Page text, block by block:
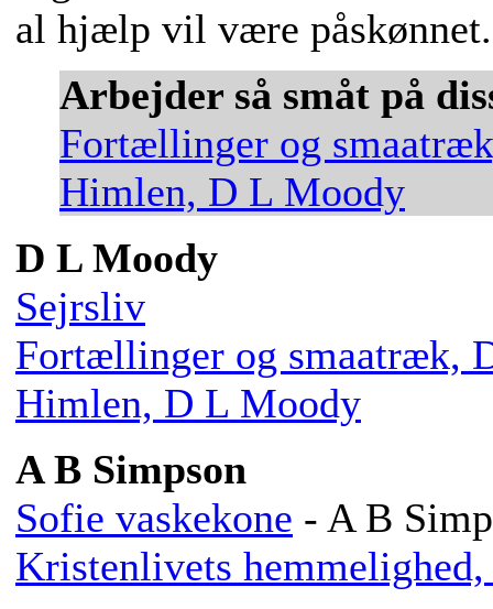
al hjælp vil være påskønnet.
Arbejder så småt på
Fortællinger og
Himlen, D L Moody
D L Moody
Sejrsliv
Fortællinger og smaatræk,
Himlen, D L Moody
A B Simpson
Sofie vaskekone - A B
Kristenlivets